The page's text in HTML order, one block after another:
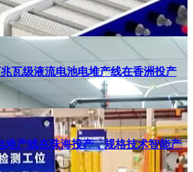
瓦级液流电池电堆产线在香洲投产
堆产线在珠海投产，规格技术智能产